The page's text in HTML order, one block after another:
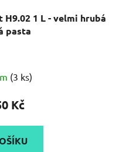
H9.02 1 L - velmi hrubá
pasta
hodnocení
produktu
5,0
z
(3 ks)
Kč